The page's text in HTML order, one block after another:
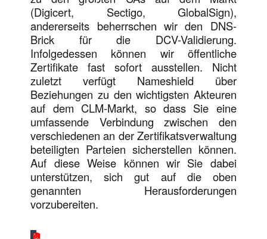
(Digicert, Sectigo, GlobalSign),
andererseits beherrschen wir den DNS-
Brick für die DCV-Validierung.
Infolgedessen können wir öffentliche
Zertifikate fast sofort ausstellen. Nicht
zuletzt verfügt Nameshield über
Beziehungen zu den wichtigsten Akteuren
auf dem CLM-Markt, so dass Sie eine
umfassende Verbindung zwischen den
verschiedenen an der Zertifikatsverwaltung
beteiligten Parteien sicherstellen können.
Auf diese Weise können wir Sie dabei
unterstützen, sich gut auf die oben
genannten Herausforderungen
vorzubereiten.